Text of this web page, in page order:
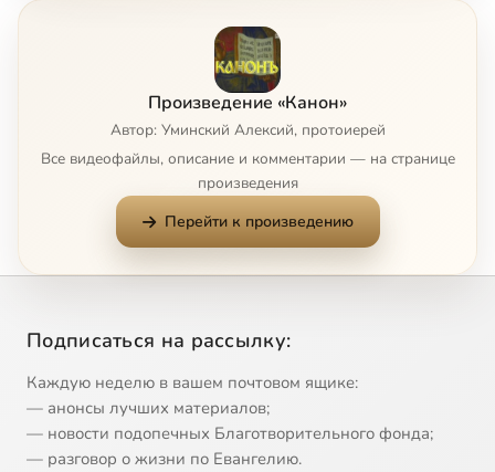
Икона Всецарицы
Передача от 10 апреля 2008 года
Передача от 16 марта 2008 года
14 Сироты
Произведение «Канон»
Автор: Уминский Алексий, протоиерей
Все видеофайлы, описание и комментарии — на странице
произведения
Перейти к произведению
Подписаться на рассылку:
Каждую неделю в вашем почтовом ящике:
— анонсы лучших материалов;
— новости подопечных Благотворительного фонда;
— разговор о жизни по Евангелию.